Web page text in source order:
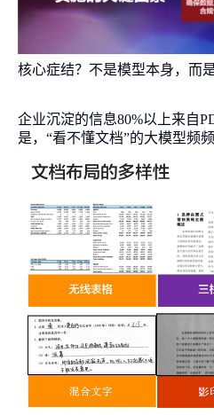
核心症结？不是模型本身，而
企业沉淀的信息80%以上来自
是，“看不懂文档”的大模型频